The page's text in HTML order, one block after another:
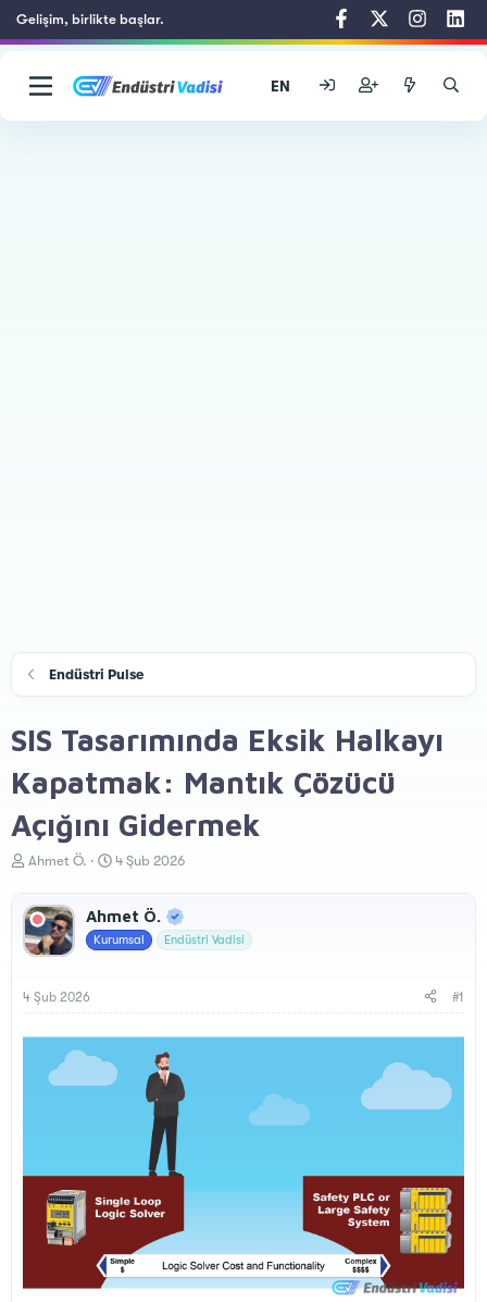
Gelişim, birlikte başlar.
EN
Endüstri Pulse
SIS Tasarımında Eksik Halkayı
Kapatmak: Mantık Çözücü
Açığını Gidermek
K
u
y
u
a
l
Ahmet Ö.
B
l
a
t
r
4 Şub 2026
Ahmet Ö.
Kurumsal Endüstri Vadisi
4 Şub 2026 #1